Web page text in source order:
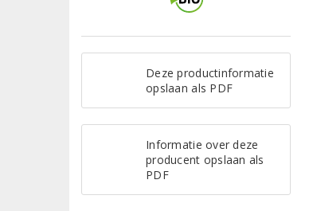
Deze productinformatie
opslaan als PDF
Informatie over deze
producent opslaan als
PDF